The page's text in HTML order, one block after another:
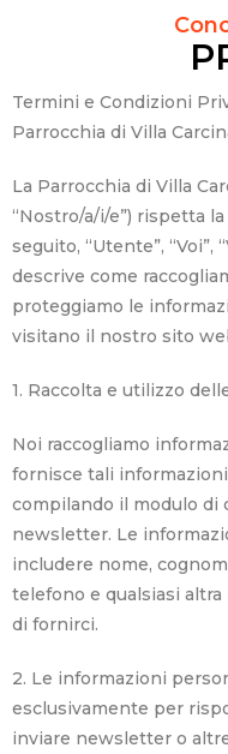
Termini e Condizioni
Parrocchia di Villa
La Parrocchia di Villa
“Nostro/a/i/e”) rispetta
seguito, “Utente”, “Voi”,
descrive come
proteggiamo le
visitano il nostro sito
1. Raccolta e utilizzo
Noi raccogliamo
fornisce tali
compilando il modulo di
newsletter. Le
includere nome,
telefono e qualsiasi
di fornirci.
2. Le informazioni
esclusivamente per
inviare newsletter o